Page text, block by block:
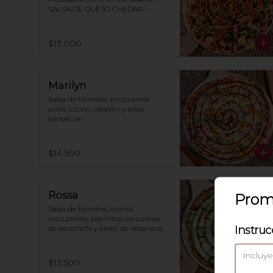
SALSA DE QUESO CHEDAR,
$13.000
Marilyn
Salsa de tomates, mozzarella
pollo, tocino, cebollín y salsa
barbecue
$14.500
Rossa
Salsa de tomates, crema,
mozzarella, palmitos, corazones
de alcachofa y pesto de albahaca.
$13.500